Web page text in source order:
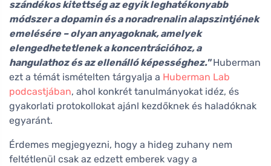
szándékos kitettség az egyik leghatékonyabb
módszer a dopamin és a noradrenalin alapszintjének
emelésére – olyan anyagoknak, amelyek
elengedhetetlenek a koncentrációhoz, a
hangulathoz és az ellenálló képességhez."Huberman
ezt a témát ismételten tárgyalja a Huberman Lab
podcastjában, ahol konkrét tanulmányokat idéz, és
gyakorlati protokollokat ajánl kezdőknek és haladóknak
egyaránt.
Érdemes megjegyezni, hogy a hideg zuhany nem
feltétlenül csak az edzett emberek vagy a